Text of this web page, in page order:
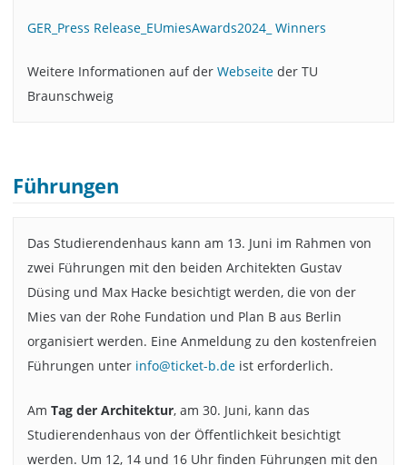
GER_Press Release_EUmiesAwards2024_ Winners
Weitere Informationen auf der Webseiteder TU
Braunschweig
Führungen
Das Studierendenhaus kann am 13. Juni im Rahmen von
zwei Führungen mit den beiden Architekten Gustav
Düsing und Max Hacke besichtigt werden, die von der
Mies van der Rohe Fundation und Plan B aus Berlin
organisiert werden. Eine Anmeldung zu den kostenfreien
Führungen unter info@ticket-b.deist erforderlich.
Am Tag der Architektur, am 30. Juni, kann das
Studierendenhaus von der Öffentlichkeit besichtigt
werden. Um 12, 14 und 16 Uhr finden Führungen mit den